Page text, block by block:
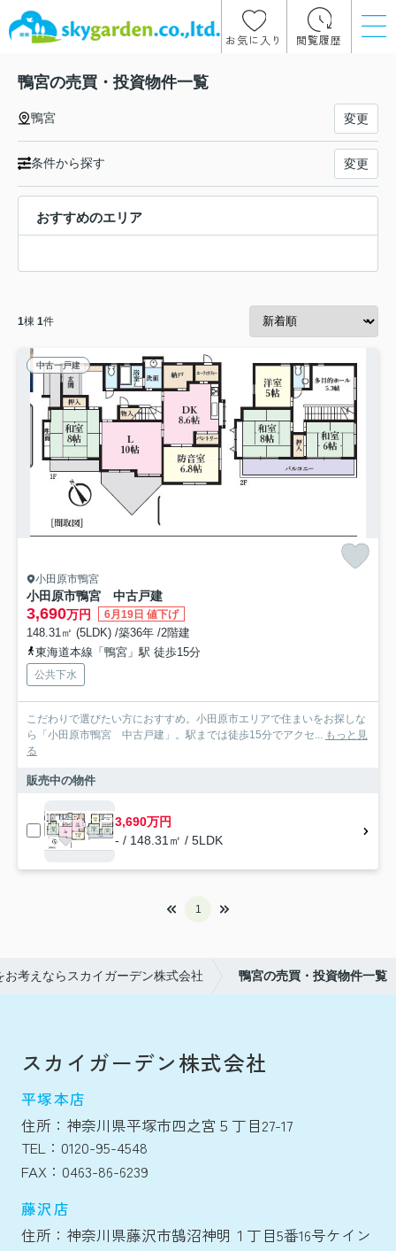
お気に入り 閲覧履歴
鴨宮の売買・投資物件一覧
鴨宮 変更
条件から探す 変更
おすすめのエリア
1棟 1件
中古一戸建
小田原市鴨宮
小田原市鴨宮 中古戸建
3,690万円 6月19日 値下げ
148.31㎡ (5LDK) /築36年 /2階建
東海道本線「鴨宮」駅 徒歩15分
公共下水
こだわりで選びたい方におすすめ。小田原市エリアで住まいをお探しな
ら「小田原市鴨宮 中古戸建」。駅までは徒歩15分でアクセ...
もっと見
る
販売中の物件
3,690万円
- / 148.31㎡ / 5LDK
1
お考えならスカイガーデン株式会社 鴨宮の売買・投資物件一覧
スカイガーデン株式会社
平塚本店
住所：神奈川県平塚市四之宮５丁目27-17
TEL：0120-95-4548
FAX：0463-86-6239
藤沢店
住所：神奈川県藤沢市鵠沼神明１丁目5番16号ケイン